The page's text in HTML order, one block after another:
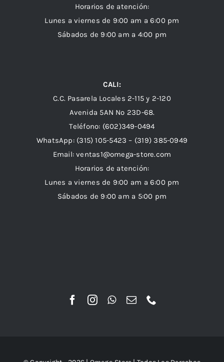
Horarios de atención:
Lunes a viernes de 9:00 am a 6:00 pm
Sábados de 9:00 am a 4:00 pm
CALI:
C.C. Pasarela Locales 2-115 y 2-120
Avenida 5AN Nº 23D-68.
Teléfono: (602)349-0494
WhatsApp: (315) 105-5423 – (319) 385-0949
Email:ventas1@omega-store.com
Horarios de atención:
Lunes a viernes de 9:00 am a 6:00 pm
Sábados de 9:00 am a 5:00 pm